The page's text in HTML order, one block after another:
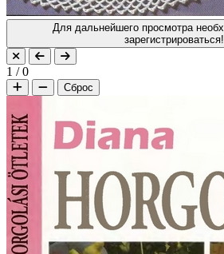
Для дальнейшего просмотра необходимо войти или
зарегистрироваться!
1 /0
Сброс